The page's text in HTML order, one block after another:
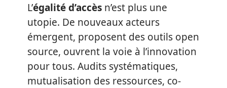
L’égalité d’accès n’est plus une
utopie. De nouveaux acteurs
émergent, proposent des outils open
source, ouvrent la voie à l’innovation
pour tous. Audits systématiques,
mutualisation des ressources, co-